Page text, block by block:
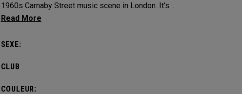
1960s Carnaby Street music scene in London. It's
certain to make an impression across the famous
SEXE:
CLUB
COULEUR: